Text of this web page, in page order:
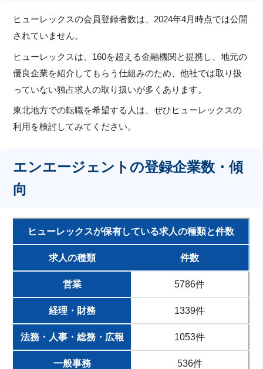
ヒューレックスの会員登録者数は、2024年4月時点では公開
されていません。
ヒューレックスは、160を超える金融機関と提携し、地元の
優良企業を紹介してもらう仕組みのため、他社では取り扱
っていない独占求人の取り扱いが多くあります。
東北地方での転職を希望する人は、ぜひヒューレックスの
利用を検討してみてください。
エンエージェントの登録企業数・傾
向
ヒューレックスが保有している求人の種類と件数
求人の種類 件数
営業 5786件
経理・財務 1339件
法務・人事・総務・広報 1053件
一般事務 536件